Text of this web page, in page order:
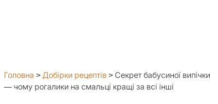
Головна > Добірки рецептів > Секрет бабусиної випічки
— чому рогалики на смальці кращі за всі інші